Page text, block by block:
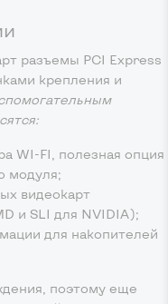
разъемы PCI Express
крепления и
WI-FI, полезная опция
модуля;
видеокарт
и SLI для NVIDIA);
для накопителей
поэтому еще